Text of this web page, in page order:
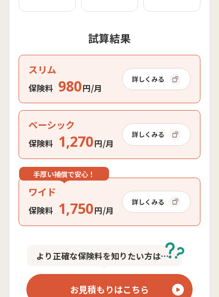
試算結果
スリム
保険料 980円/月
詳しくみる
ベーシック
保険料 1,270円/月
詳しくみる
手厚い補償で安心！
ワイド
保険料 1,750円/月
詳しくみる
より正確な保険料を知りたい方は…
お見積もりはこちら